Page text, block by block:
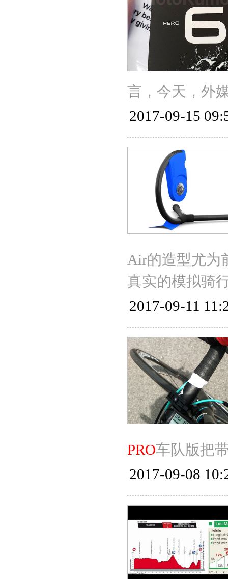
言，今天，外
2017-09-15
Air的造型尤为
真实的模拟骑
2017-09-11
PRO车队版把
2017-09-08